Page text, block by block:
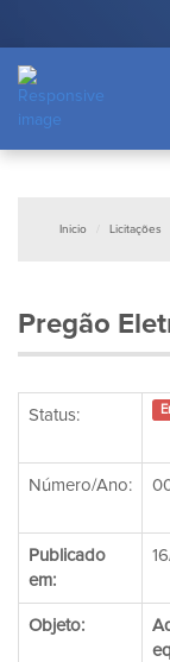
Inicio Licitações
Pregão
Status:
Número/Ano:
Publicado
em:
Objeto: